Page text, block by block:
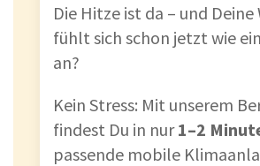
Die Hitze ist da – und Deine
fühlt sich schon jetzt wie
an?
Kein Stress: Mit unserem
findest Du in nur1–2
passende mobile